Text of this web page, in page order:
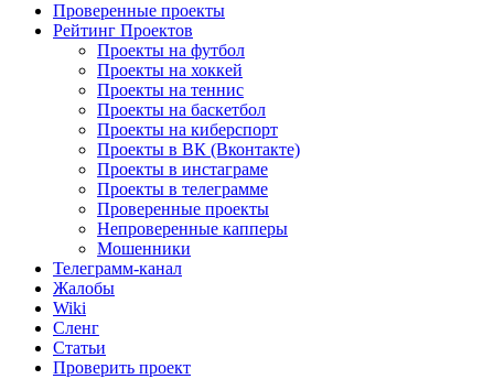
Проверенные проекты
Рейтинг Проектов
Проекты на футбол
Проекты на хоккей
Проекты на теннис
Проекты на баскетбол
Проекты на киберспорт
Проекты в ВК (Вконтакте)
Проекты в инстаграме
Проекты в телеграмме
Проверенные проекты
Непроверенные капперы
Мошенники
Телеграмм-канал
Жалобы
Wiki
Сленг
Статьи
Проверить проект